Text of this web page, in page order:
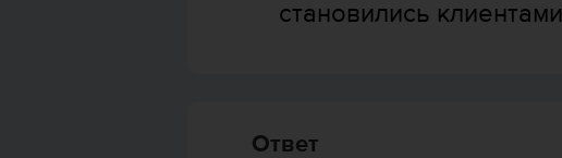
становились клиентами
Ответ